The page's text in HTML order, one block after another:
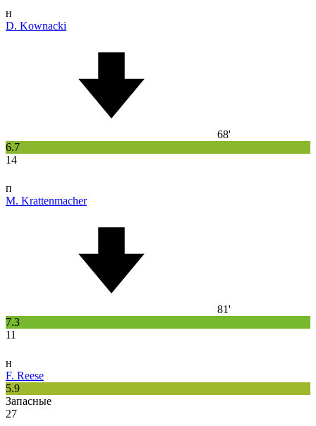
н
D. Kownacki
68'
6.7
14
п
M. Krattenmacher
81'
7.3
11
н
F. Reese
5.9
Запасные
27